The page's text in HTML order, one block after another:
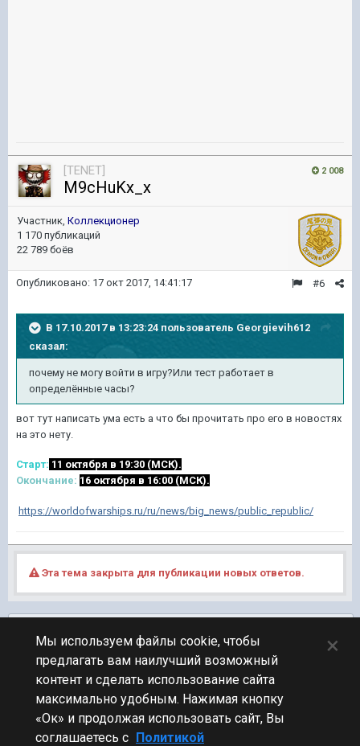
2 008
[TENET]
M9cHuKx_x
Участник, Коллекционер
1 170 публикаций
22 789 боёв
#6
Опубликовано: 17 окт 2017, 14:41:17
В 17.10.2017 в 13:23:24 пользователь Georgievih612
сказал:
почему не могу войти в игру?Или тест работает в
определённые часы?
вот тут написать ума есть а что бы прочитать про его в новостях
на это нету.
Старт: 11 октября в 19:30 (МСК).
Окончание: 16 октября в 16:00 (МСК).
https://worldofwarships.ru/ru/news/big_news/public_republic/
Эта тема закрыта для публикации новых ответов.
ПЕРЕЙТИ К СПИСКУ ТЕМ
Фидбек
Мы используем файлы cookie, чтобы
предлагать вам наилучший возможный
контент и сделать использование сайта
максимально удобным. Нажимая кнопку
«Ок» и продолжая использовать сайт, Вы
соглашаетесь с Политикой
×